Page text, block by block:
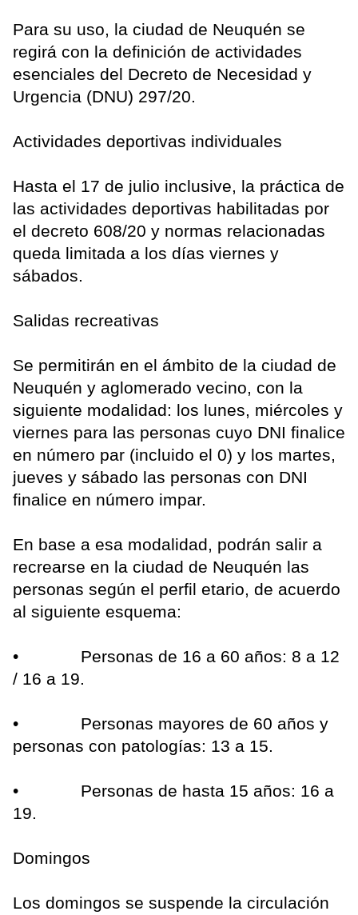
Para su uso, la ciudad de Neuquén se
regirá con la definición de actividades
esenciales del Decreto de Necesidad y
Urgencia (DNU) 297/20.
Actividades deportivas individuales
Hasta el 17 de julio inclusive, la práctica de
las actividades deportivas habilitadas por
el decreto 608/20 y normas relacionadas
queda limitada a los días viernes y
sábados.
Salidas recreativas
Se permitirán en el ámbito de la ciudad de
Neuquén y aglomerado vecino, con la
siguiente modalidad: los lunes, miércoles y
viernes para las personas cuyo DNI finalice
en número par (incluido el 0) y los martes,
jueves y sábado las personas con DNI
finalice en número impar.
En base a esa modalidad, podrán salir a
recrearse en la ciudad de Neuquén las
personas según el perfil etario, de acuerdo
al siguiente esquema:
• Personas de 16 a 60 años: 8 a 12
/ 16 a 19.
• Personas mayores de 60 años y
personas con patologías: 13 a 15.
• Personas de hasta 15 años: 16 a
19.
Domingos
Los domingos se suspende la circulación